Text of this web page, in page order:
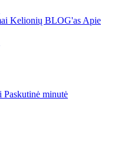
Kelionių BLOG'as Apie
Paskutinė minutė